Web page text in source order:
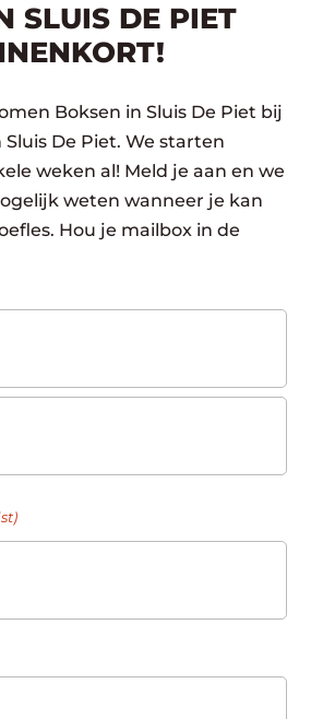
SLUIS DE PIET
Boksen in Sluis De Piet bij
De Piet. We starten
weken al! Meld je aan en we
weten wanneer je kan
Hou je mailbox in de